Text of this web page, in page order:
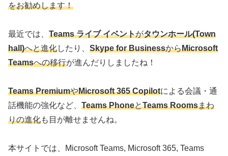
をお勧めします！
最近では、 Teams ライブ イベントがタウンホール(Town
hall)へと進化したり、 Skype for BusinessからMicrosoft
Teamsへの移行が進んだりしましたね！
Teams PremiumやMicrosoft 365 Copilotによる会議・通
話機能の強化など、 Teams PhoneとTeams Roomsまわ
りの進化も目が離せませんね。
本サイトでは、Microsoft Teams, Microsoft 365, Teams